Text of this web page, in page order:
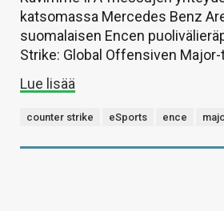
katsomassa Mercedes Benz
suomalaisen Encen
Strike: Global Offensiven
Lue lisää
counter strike eSports ence